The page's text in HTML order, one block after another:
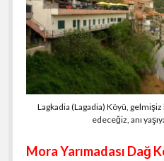
Lagkadia (Lagadia) Köyü,
edeceğiz, anı
Mora Yarımadası Dağ